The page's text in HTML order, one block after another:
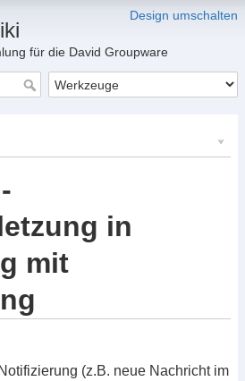
Design umschalten
für die David Groupware
in
mit
(z.B. neue Nachricht im